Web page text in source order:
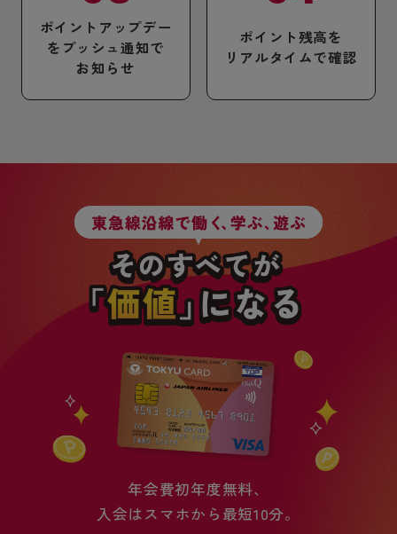
ポイントアップデー
をプッシュ通知で
お知らせ
ポイント残高を
リアルタイムで確認
年会費初年度無料、
入会はスマホから最短10分。